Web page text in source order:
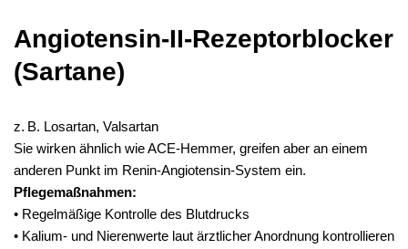
Angiotensin-II-Rezeptorblocker
(Sartane)
z. B. Losartan, Valsartan
Sie wirken ähnlich wie ACE-Hemmer, greifen aber an einem
anderen Punkt im Renin-Angiotensin-System ein.
Pflegemaßnahmen:
• Regelmäßige Kontrolle des Blutdrucks
• Kalium- und Nierenwerte laut ärztlicher Anordnung kontrollieren